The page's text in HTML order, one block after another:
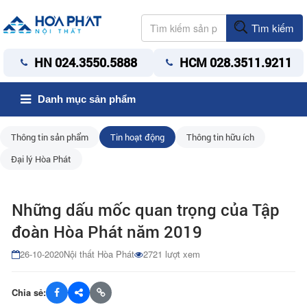
Tìm kiếm
HN 024.3550.5888 HCM 028.3511.9211
Danh mục sản phẩm
Thông tin sản phẩm Tin hoạt động
Thông tin hữu ích
Đại lý Hòa Phát
Những dấu mốc quan trọng của Tập
đoàn Hòa Phát năm 2019
26-10-2020Nội thất Hòa Phát 2721 lượt xem
Chia sẻ: